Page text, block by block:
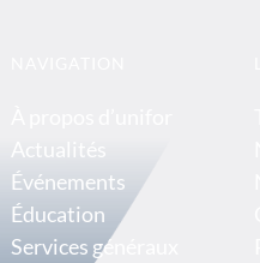
Actualités
Événements
Éducation
Services généraux